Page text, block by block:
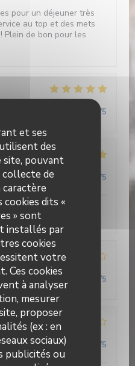
et ses
des
site, pouvant
de
caractère
cookies dits «
» sont
installés par
cookies
votre
Ces cookies
à analyser
mesurer
proposer
(ex : en
sociaux)
publicités ou
pour un déjeuner très
au top et des mets
Plein de bon pour les
3
/5
2
:5/5 Qualité / Prix /5
aux fourneaux...
2
Cuisine: Qualité / Prix /5
5
: 2/5 Qualité / Prix /5